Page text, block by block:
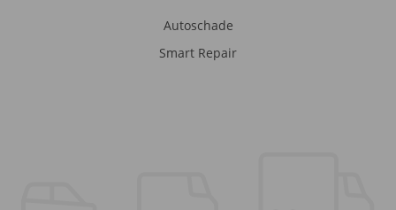
Autoschade
Smart Repair